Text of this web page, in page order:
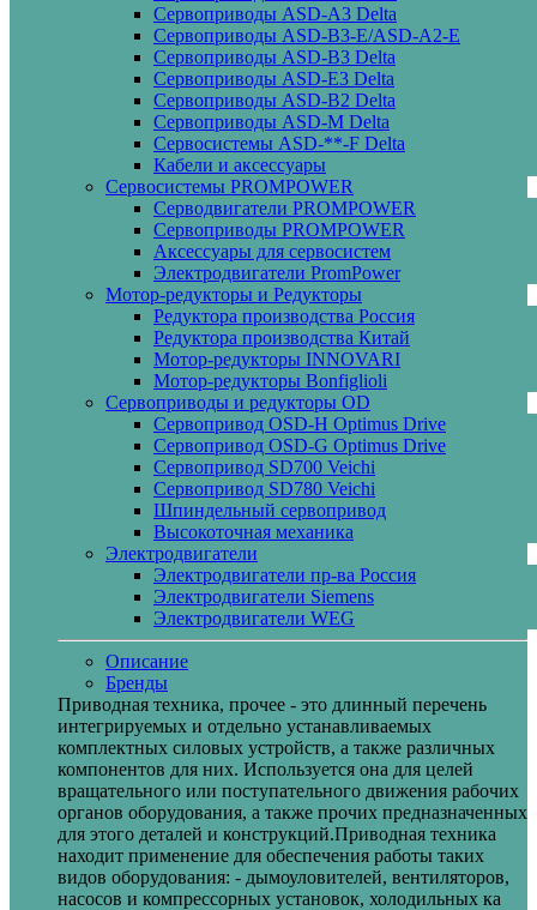
Сервоприводы ASD-A3 Delta
Сервоприводы ASD-B3-E/ASD-A2-E
Сервоприводы ASD-B3 Delta
Сервоприводы ASD-E3 Delta
Сервоприводы ASD-B2 Delta
Сервоприводы ASD-M Delta
Сервосистемы ASD-**-F Delta
Кабели и аксессуары
Сервосистемы PROMPOWER
Серводвигатели PROMPOWER
Сервоприводы PROMPOWER
Аксессуары для сервосистем
Электродвигатели PromPower
Мотор-редукторы и Редукторы
Редуктора производства Россия
Редуктора производства Китай
Мотор-редукторы INNOVARI
Мотор-редукторы Bonfiglioli
Сервоприводы и редукторы OD
Сервопривод OSD-H Optimus Drive
Сервопривод OSD-G Optimus Drive
Сервопривод SD700 Veichi
Сервопривод SD780 Veichi
Шпиндельный сервопривод
Высокоточная механика
Электродвигатели
Электродвигатели пр-ва Россия
Электродвигатели Siemens
Электродвигатели WEG
Описание
Бренды
Приводная техника, прочее - это длинный перечень
интегрируемых и отдельно устанавливаемых
комплектных силовых устройств, а также различных
компонентов для них. Используется она для целей
вращательного или поступательного движения рабочих
органов оборудования, а также прочих предназначенных
для этого деталей и конструкций.Приводная техника
находит применение для обеспечения работы таких
видов оборудования: - дымоуловителей, вентиляторов,
насосов и компрессорных установок, холодильных ка